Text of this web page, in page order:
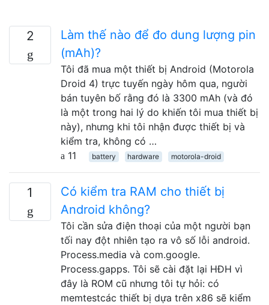
2
Làm thế nào để đo dung lượng pin
(mAh)?
Tôi đã mua một thiết bị Android (Motorola
Droid 4) trực tuyến ngày hôm qua, người
bán tuyên bố rằng đó là 3300 mAh (và đó
là một trong hai lý do khiến tôi mua thiết bị
này), nhưng khi tôi nhận được thiết bị và
kiểm tra, không có …
11
battery hardware motorola-droid
1
Có kiểm tra RAM cho thiết bị
Android không?
Tôi cần sửa điện thoại của một người bạn
tối nay đột nhiên tạo ra vô số lỗi android.
Process.media và com.google.
Process.gapps. Tôi sẽ cài đặt lại HĐH vì
đây là ROM cũ nhưng tôi tự hỏi: có
memtestcác thiết bị dựa trên x86 sẽ kiểm